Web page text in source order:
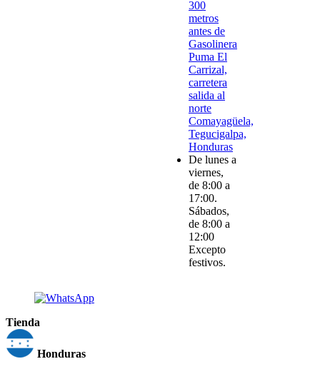
300
metros
antes de
Gasolinera
Puma El
Carrizal,
carretera
salida al
norte
Comayagüela,
Tegucigalpa,
Honduras
De lunes a
viernes,
de 8:00 a
17:00.
Sábados,
de 8:00 a
12:00
Excepto
festivos.
Tienda
Honduras